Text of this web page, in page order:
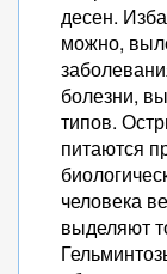
десен.
можно,
болезни,
типов.
питаются
человека
выделяют